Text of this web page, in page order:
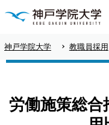
神戸学院大学 教職員採用
労働施策総